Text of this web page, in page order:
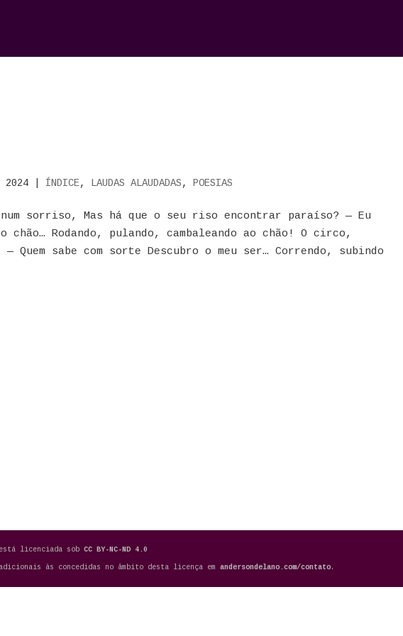
ÍNDICE, LAUDAS ALAUDADAS, POESIAS
num sorriso, Mas há que o seu riso encontrar paraíso? — Eu
Rodando, pulando, cambaleando ao chão! O circo,
sabe com sorte Descubro o meu ser… Correndo, subindo
está licenciada sobCC BY-NC-ND 4.0
às concedidas no âmbito desta licença emandersondelano.com/contato.